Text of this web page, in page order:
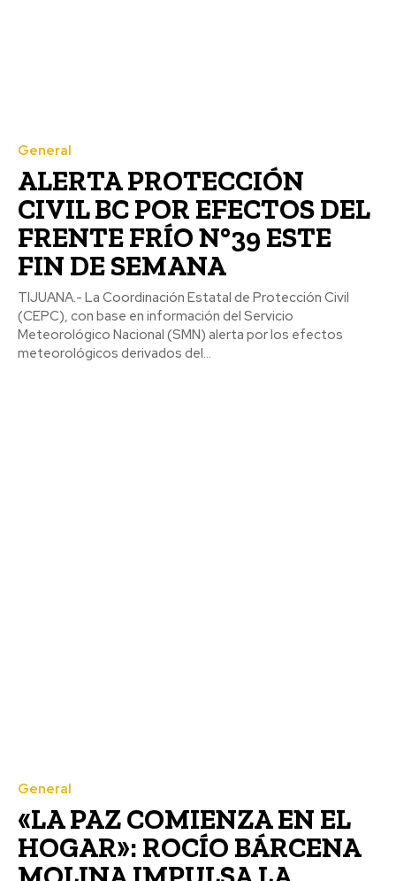
General
ALERTA PROTECCIÓN
CIVIL BC POR EFECTOS DEL
FRENTE FRÍO N°39 ESTE
FIN DE SEMANA
TIJUANA.- La Coordinación Estatal de Protección Civil
(CEPC), con base en información del Servicio
Meteorológico Nacional (SMN) alerta por los efectos
meteorológicos derivados del...
General
«LA PAZ COMIENZA EN EL
HOGAR»: ROCÍO BÁRCENA